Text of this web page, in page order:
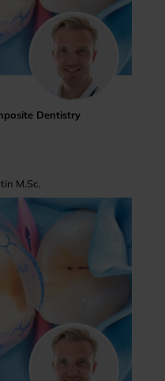
Dentistry
M.Sc.